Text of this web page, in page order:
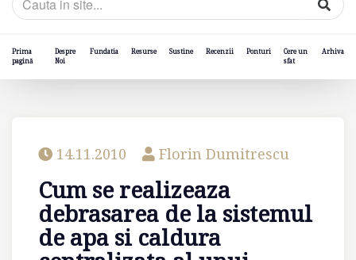
Prima
pagină
Despre
Noi
Fundatia Resurse Sustine Recenzii Ponturi
Cere un
sfat
Arhiva
14.11.2010 Florin Dumitrescu
Cum se realizeaza
debrasarea de la sistemul
de apa si caldura